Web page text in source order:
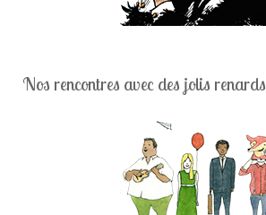
Nos rencontres avec des jolis renards